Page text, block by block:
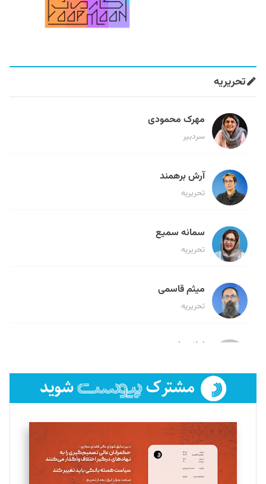
تحریریه
مهرک محمودی
سردبیر
آرش برهمند
تحریریه
سمانه سمیع
تحریریه
میثم قاسمی
تحریریه
لیلا حنارود
فائزه فتحی رستمی
تحریریه
سروش کرمیان
تحریریه